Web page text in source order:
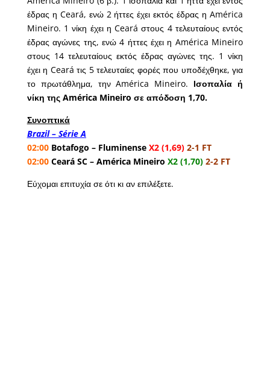
έδρας η Ceará, ενώ 2 ήττες έχει εκτός έδρας η América
Mineiro. 1 νίκη έχει η Ceará στους 4 τελευταίους εντός
έδρας αγώνες της, ενώ 4 ήττες έχει η América Mineiro
στους 14 τελευταίους εκτός έδρας αγώνες της. 1 νίκη
έχει η Ceará τις 5 τελευταίες φορές που υποδέχθηκε, για
το πρωτάθλημα, την América Mineiro. Ισοπαλία ή
νίκη της América Mineiro σε απόδοση 1,70.
Συνοπτικά
Brazil – Série A
02:00Botafogo – FluminenseX2 (1,69)2-1 FT
02:00Ceará SC – América Mineiro X2 (1,70)2-2 FT
Εύχομαι επιτυχία σε ότι κι αν επιλέξετε.